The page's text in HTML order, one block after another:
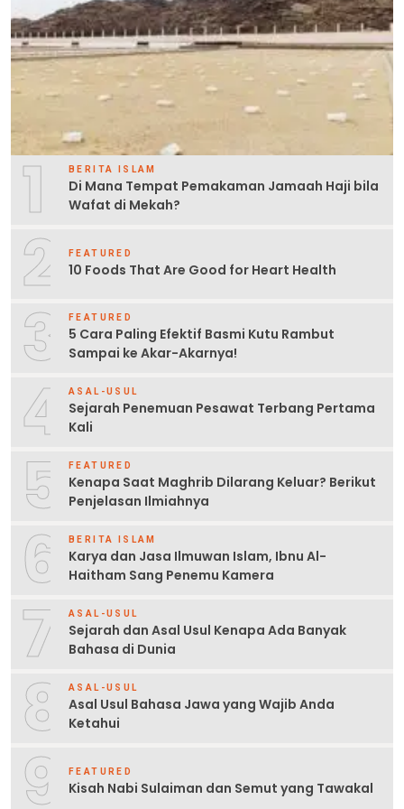
1 BERITA ISLAM
Di Mana Tempat Pemakaman Jamaah Haji bila
Wafat di Mekah?
2 FEATURED
10 Foods That Are Good for Heart Health
3 FEATURED
5 Cara Paling Efektif Basmi Kutu Rambut
Sampai ke Akar-Akarnya!
4 ASAL-USUL
Sejarah Penemuan Pesawat Terbang Pertama
Kali
5 FEATURED
Kenapa Saat Maghrib Dilarang Keluar? Berikut
Penjelasan Ilmiahnya
6 BERITA ISLAM
Karya dan Jasa Ilmuwan Islam, Ibnu Al-
Haitham Sang Penemu Kamera
7 ASAL-USUL
Sejarah dan Asal Usul Kenapa Ada Banyak
Bahasa di Dunia
8 ASAL-USUL
Asal Usul Bahasa Jawa yang Wajib Anda
Ketahui
9 FEATURED
Kisah Nabi Sulaiman dan Semut yang Tawakal